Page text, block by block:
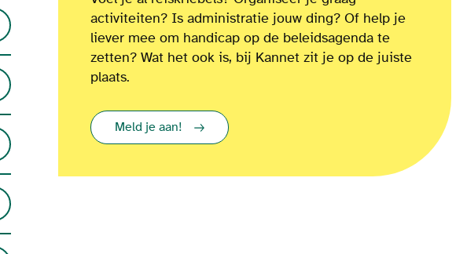
activiteiten? Is administratie jouw ding? Of help je
liever mee om handicap op de beleidsagenda te
zetten? Wat het ook is, bij Kannet zit je op de juiste
plaats.
Meld je aan!